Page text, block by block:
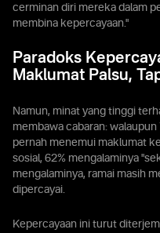
cerminan diri mereka dalam
membina kepercayaan."
Paradoks
Maklumat Palsu,
Namun, minat yang tinggi
membawa cabaran:
pernah menemui maklumat
sosial, 62% mengalaminya
mengalaminya, ramai masih
dipercayai.
Kepercayaan ini turut